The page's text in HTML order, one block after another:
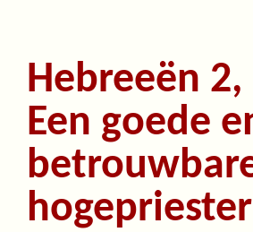
Hebreeën 2,
Een goede
hogepriester